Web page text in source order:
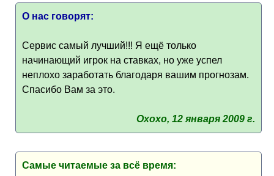
О нас говорят:
Сервис самый лучший!!! Я ещё только
начинающий игрок на ставках, но уже успел
неплохо заработать благодаря вашим прогнозам.
Спасибо Вам за это.
Oxoxo, 12 января 2009 г.
Самые читаемые за всё время: